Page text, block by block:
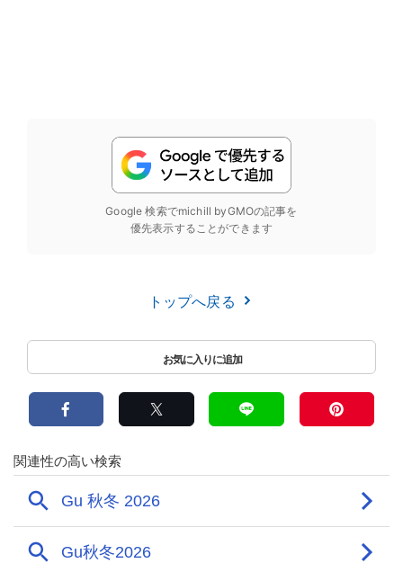
Google 検索でmichill byGMOの記事を
優先表示することができます
トップへ戻る